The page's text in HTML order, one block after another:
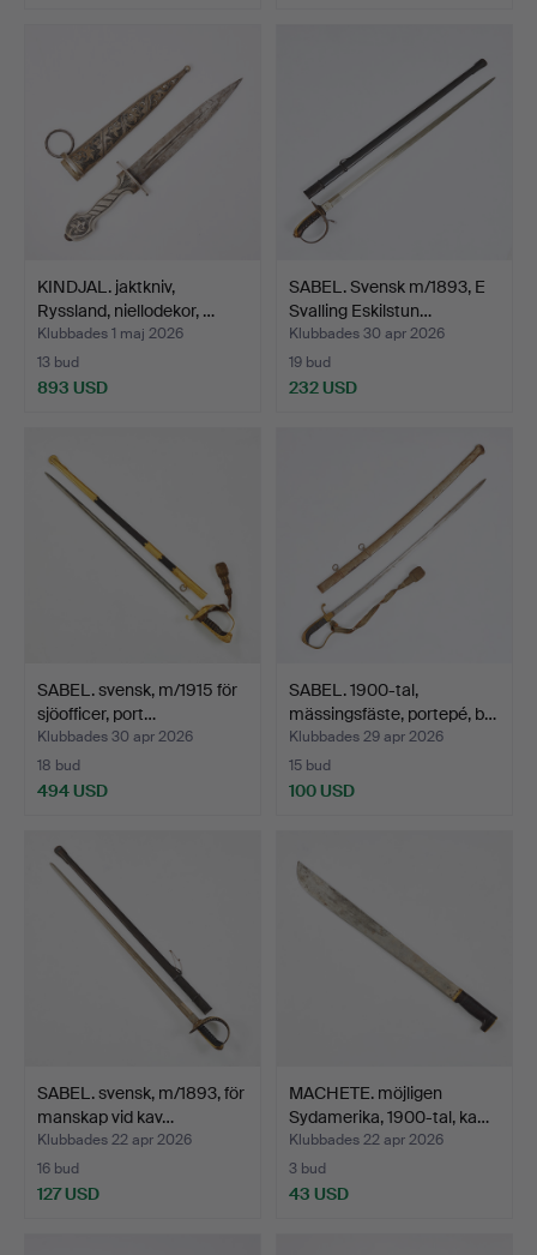
KINDJAL. jaktkniv,
Ryssland, niellodekor, …
Klubbades 1 maj 2026
13 bud
893 USD
SABEL. Svensk m/1893, E
Svalling Eskilstun…
Klubbades 30 apr 2026
19 bud
232 USD
SABEL. svensk, m/1915 för
sjöofficer, port…
Klubbades 30 apr 2026
18 bud
494 USD
SABEL. 1900-tal,
mässingsfäste, portepé, b…
Klubbades 29 apr 2026
15 bud
100 USD
SABEL. svensk, m/1893, för
manskap vid kav…
Klubbades 22 apr 2026
16 bud
127 USD
MACHETE. möjligen
Sydamerika, 1900-tal, ka…
Klubbades 22 apr 2026
3 bud
43 USD